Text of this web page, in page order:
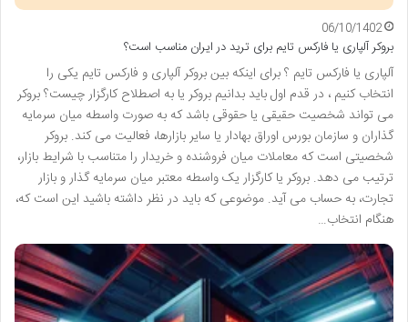
06/10/1402
بروکر آلپاری یا فارکس تایم برای ترید در ایران مناسب است؟
آلپاری یا فارکس تایم ؟ برای اینکه بین بروکر آلپاری و فارکس تایم یکی را
انتخاب کنیم ، در قدم اول باید بدانیم بروکر یا به اصطلاح کارگزار چیست؟ بروکر
می تواند شخصیت حقیقی یا حقوقی باشد که به صورت واسطه میان سرمایه
گذاران و سازمان بورس اوراق بهادار یا سایر بازارها، فعالیت می کند. بروکر
شخصیتی است که معاملات میان فروشنده و خریدار را متناسب با شرایط بازار،
ترتیب می دهد. بروکر یا کارگزار یک واسطه معتبر میان سرمایه گذار و بازار
تجارت، به حساب می آید. موضوعی که باید در نظر داشته باشید این است که،
هنگام انتخاب…